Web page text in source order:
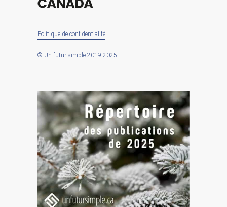
Politique de confidentialité
© Un futur simple 2019-2025